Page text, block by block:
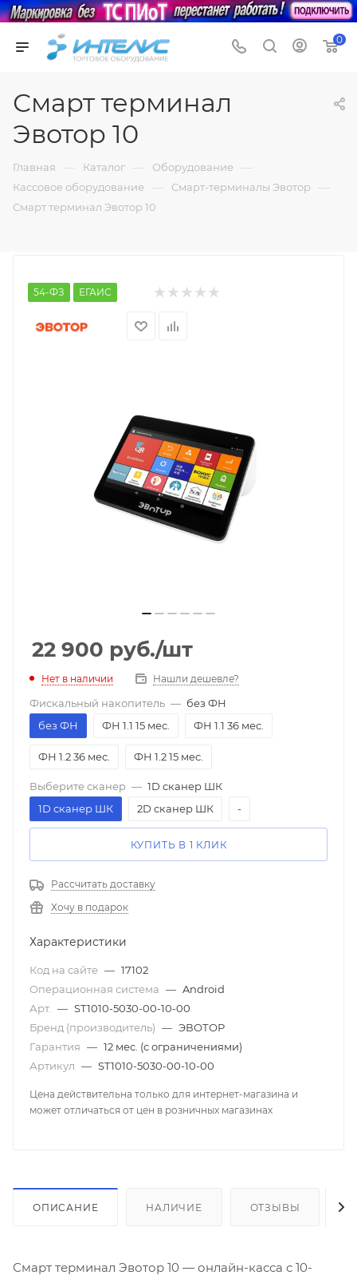
0
Смарт терминал
Эвотор 10
Главная — Каталог — Оборудование —
Кассовое оборудование — Смарт-терминалы Эвотор —
Смарт терминал Эвотор 10
54-ФЗ ЕГАИС
22 900 руб./шт
Нет в наличии Нашли дешевле?
Фискальный накопитель — без ФН
без ФН
ФН 1.1 15 мес. ФН 1.1 36 мес.
ФН 1.2 36 мес. ФН 1.2 15 мес.
Выберите сканер — 1D сканер ШК
1D сканер ШК
2D сканер ШК -
КУПИТЬ В 1 КЛИК
Рассчитать доставку
Хочу в подарок
Характеристики
Код на сайте — 17102
Операционная система — Android
Арт. — ST1010-5030-00-10-00
Бренд (производитель) — ЭВОТОР
Гарантия — 12 мес. (с ограничениями)
Артикул — ST1010-5030-00-10-00
Цена действительна только для интернет-магазина и
может отличаться от цен в розничных магазинах
ОПИСАНИЕ НАЛИЧИЕ ОТЗЫВЫ
Смарт терминал Эвотор 10 — онлайн-касса с 10-